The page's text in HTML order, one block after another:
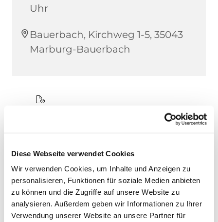
Diese Webseite verwendet Cookies
Wir verwenden Cookies, um Inhalte und Anzeigen zu
personalisieren, Funktionen für soziale Medien anbieten
zu können und die Zugriffe auf unsere Website zu
analysieren. Außerdem geben wir Informationen zu Ihrer
Verwendung unserer Website an unsere Partner für
Uhr
Bauerbach, Kirchweg 1-5, 35043
Marburg-Bauerbach